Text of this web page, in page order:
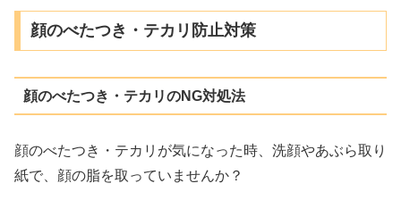
顔のべたつき・テカリ防止対策
顔のべたつき・テカリのNG対処法
顔のべたつき・テカリが気になった時、洗顔やあぶら取り
紙で、顔の脂を取っていませんか？